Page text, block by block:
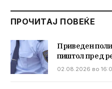
ПРОЧИТАЈ ПОВЕЌЕ
Приведен
пиштол пред
02.08.2026 во